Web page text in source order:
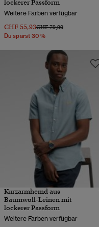
lockerer Passform
Weitere Farben verfügbar
CHF 55,93Preis wurde reduziert von
CHF 79,90bis
Du sparst 30 %
Kurzarmhemd aus
Baumwoll-Leinen mit
lockerer Passform
Weitere Farben verfügbar